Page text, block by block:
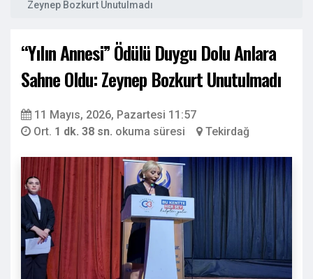
Zeynep Bozkurt Unutulmadı
“Yılın Annesi” Ödülü Duygu Dolu Anlara
Sahne Oldu: Zeynep Bozkurt Unutulmadı
11 Mayıs, 2026, Pazartesi 11:57
Ort. 1 dk. 38 sn. okuma süresi Tekirdağ